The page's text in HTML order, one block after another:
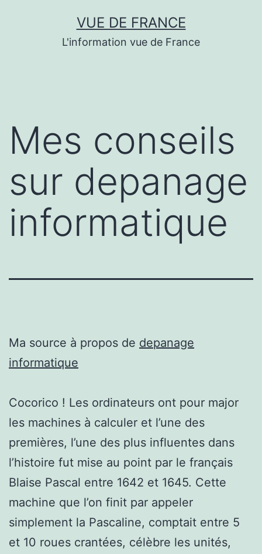
VUE DE FRANCE
L'information vue de France
Mes conseils
sur depanage
informatique
Ma source à propos de depanage
informatique
Cocorico ! Les ordinateurs ont pour major
les machines à calculer et l’une des
premières, l’une des plus influentes dans
l’histoire fut mise au point par le français
Blaise Pascal entre 1642 et 1645. Cette
machine que l’on finit par appeler
simplement la Pascaline, comptait entre 5
et 10 roues crantées, célèbre les unités,